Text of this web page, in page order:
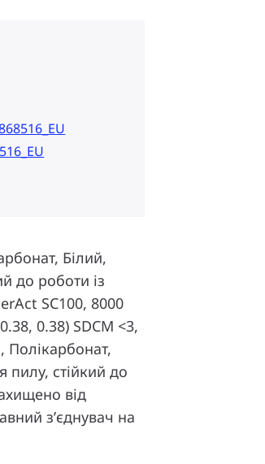
Білий,
до роботи із
SC100, 8000
0.38) SDCM <3,
пилу, стійкий до
від
з’єднувач на